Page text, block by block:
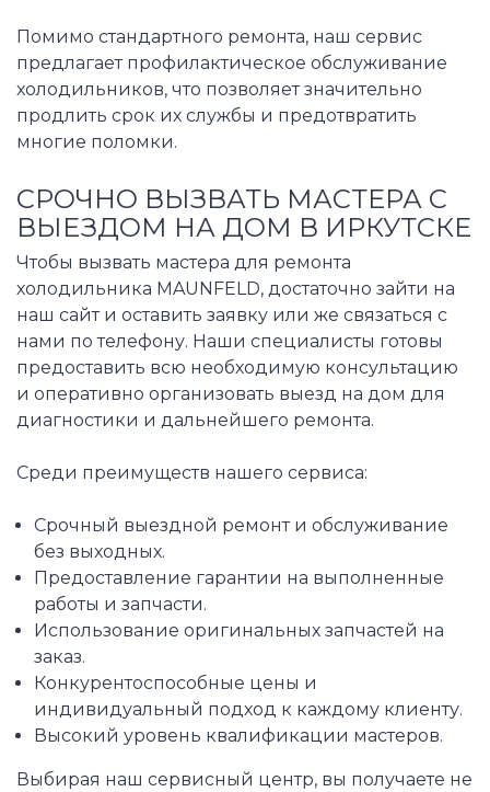
Помимо стандартного ремонта, наш сервис
предлагает профилактическое обслуживание
холодильников, что позволяет значительно
продлить срок их службы и предотвратить
многие поломки.
СРОЧНО ВЫЗВАТЬ МАСТЕРА С
ВЫЕЗДОМ НА ДОМ В ИРКУТСКЕ
Чтобы вызвать мастера для ремонта
холодильника MAUNFELD, достаточно зайти на
наш сайт и оставить заявку или же связаться с
нами по телефону. Наши специалисты готовы
предоставить всю необходимую консультацию
и оперативно организовать выезд на дом для
диагностики и дальнейшего ремонта.
Среди преимуществ нашего сервиса:
Срочный выездной ремонт и обслуживание
без выходных.
Предоставление гарантии на выполненные
работы и запчасти.
Использование оригинальных запчастей на
заказ.
Конкурентоспособные цены и
индивидуальный подход к каждому клиенту.
Высокий уровень квалификации мастеров.
Выбирая наш сервисный центр, вы получаете не